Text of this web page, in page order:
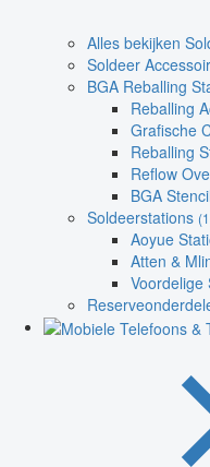
Alles bekijken
Soldeer
BGA Reballing
Reballing
Grafische
Reballing
Reflow
BGA
Soldeerstations
Aoyue
Atten &
Voordelige